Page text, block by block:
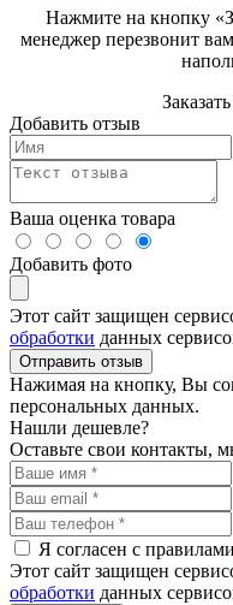
Нажмите на кнопку
менеджер перезвонит
Добавить отзыв
Ваша оценка товара
Добавить фото
Этот сайт защищен
обработки данных
Отправить отзыв
Нажимая на кнопку, Вы
персональных данных.
Нашли дешевле?
Оставьте свои контакты,
Я согласен с правилами
Этот сайт защищен
обработки данных